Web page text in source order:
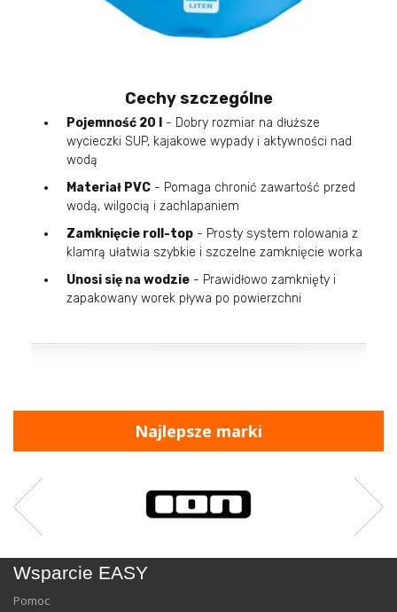
Cechy szczególne
Pojemność 20 l
- Dobry rozmiar na dłuższe
wycieczki SUP, kajakowe wypady i aktywności nad
wodą
Materiał PVC - Pomaga chronić zawartość przed
wodą, wilgocią i zachlapaniem
Zamknięcie roll-top - Prosty system rolowania z
klamrą ułatwia szybkie i szczelne zamknięcie worka
Unosi się na wodzie - Prawidłowo zamknięty i
zapakowany worek pływa po powierzchni
Najlepsze marki
Wsparcie EASY
Pomoc